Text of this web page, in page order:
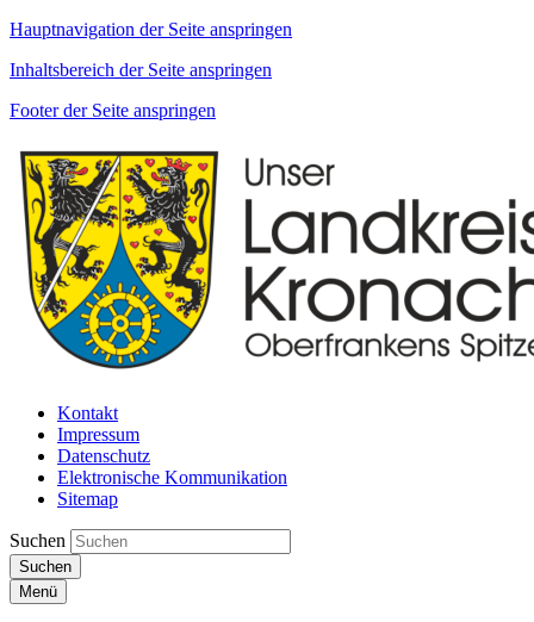
Hauptnavigation der Seite anspringen
Inhaltsbereich der Seite anspringen
Footer der Seite anspringen
Kontakt
Impressum
Datenschutz
Elektronische Kommunikation
Sitemap
Suchen
Suchen
Menü